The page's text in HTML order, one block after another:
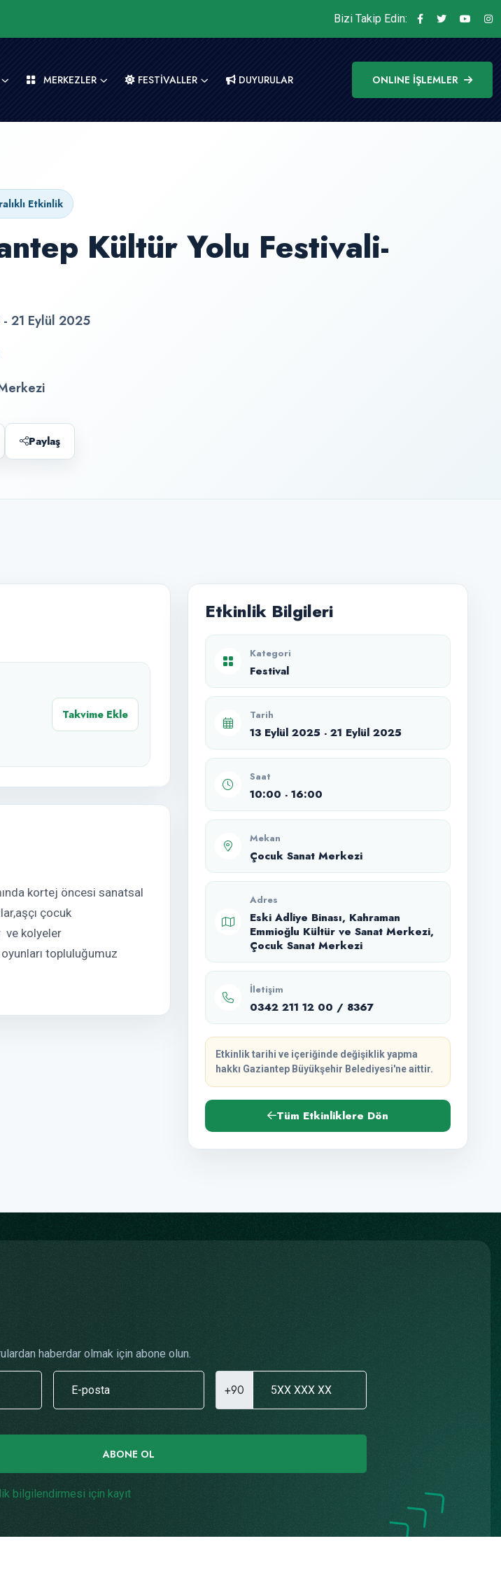
Bizi Takip Edin:
MERKEZLER FESTİVALLER DUYURULAR ONLINE İŞLEMLER
Etkinlik
Kültür Yolu Festivali-
21 Eylül 2025
Paylaş
Takvime Ekle
kortej öncesi sanatsal
çocuk
ve kolyeler
topluluğumuz
Etkinlik Bilgileri
Kategori
Festival
Tarih
13 Eylül 2025 - 21 Eylül 2025
Saat
10:00 - 16:00
Mekan
Çocuk Sanat Merkezi
Adres
Eski Adliye Binası, Kahraman
Emmioğlu Kültür ve Sanat Merkezi,
Çocuk Sanat Merkezi
İletişim
0342 211 12 00 / 8367
Etkinlik tarihi ve içeriğinde değişiklik yapma
hakkı Gaziantep Büyükşehir Belediyesi'ne aittir.
Tüm Etkinliklere Dön
haberdar olmak için abone olun.
+90
ABONE OL
bilgilendirmesi için kayıt